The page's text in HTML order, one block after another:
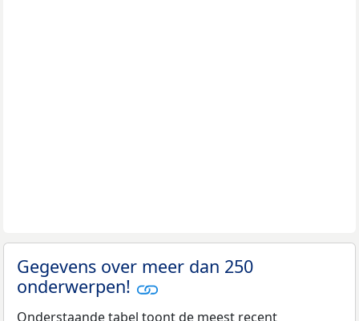
Gegevens over meer dan 250
onderwerpen!
Onderstaande tabel toont de meest recent